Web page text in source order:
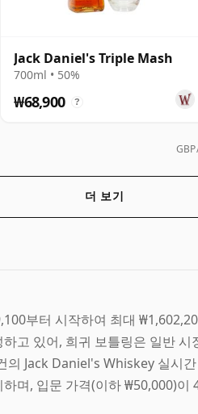
Jack Daniel's Triple Mash
700ml • 50%
₩68,900 ?
더 보기
부터 시작하여 최대
고 있어, 희귀 보틀링은 일반
의 Jack Daniel's Whiskey 실시
며, 입문 가격(이하 ₩50,000)이